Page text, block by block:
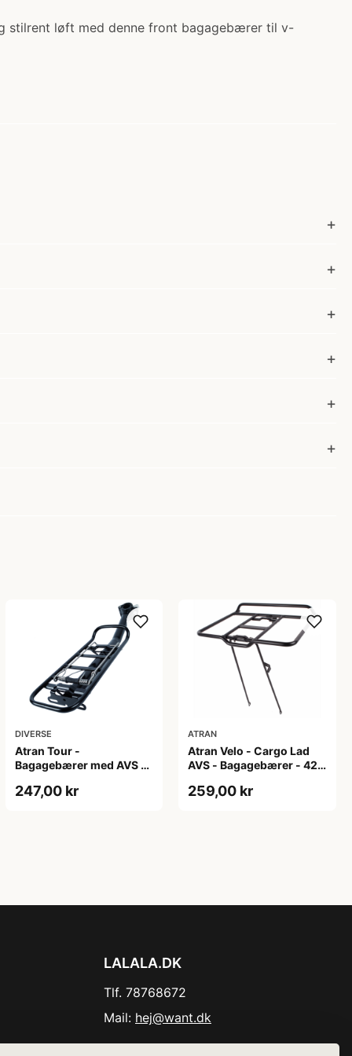
stilrent løft med denne front bagagebærer til v-
DIVERSE
Atran Tour -
Bagagebærer med AVS -
247,00 kr
ATRAN
Atran Velo - Cargo Lad
AVS - Bagagebærer - 420
259,00 kr
LALALA.DK
Tlf. 78768672
Mail: hej@want.dk